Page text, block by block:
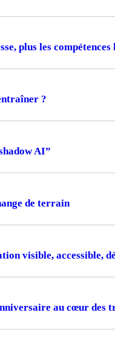
plus les
?
AI”
de terrain
visible, accessible,
au cœur des